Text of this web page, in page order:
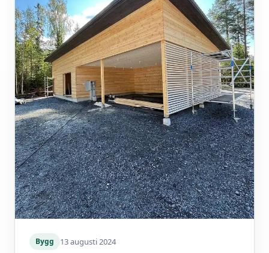
Bygg 13 augusti 2024